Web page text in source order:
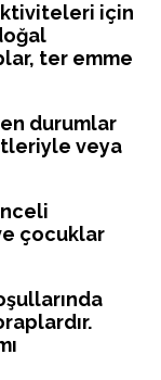
için
ter emme
durumlar
veya
çocuklar